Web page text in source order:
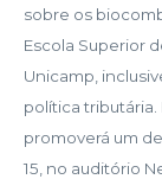
sobre os
Escola Superior
Unicamp,
política
promoverá um
15, no auditório